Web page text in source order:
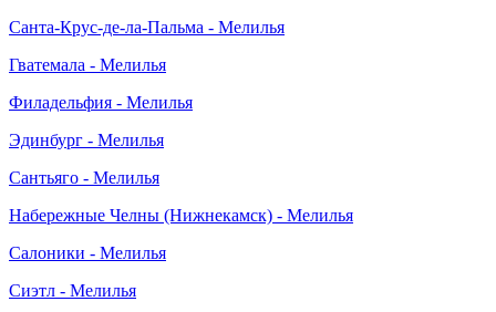
Санта-Крус-де-ла-Пальма - Мелилья
Гватемала - Мелилья
Филадельфия - Мелилья
Эдинбург - Мелилья
Сантьяго - Мелилья
Набережные Челны (Нижнекамск) - Мелилья
Салоники - Мелилья
Сиэтл - Мелилья